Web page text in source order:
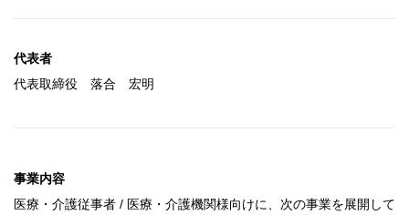
代表者
代表取締役 落合 宏明
事業内容
医療・介護従事者 / 医療・介護機関様向けに、次の事業を展開して